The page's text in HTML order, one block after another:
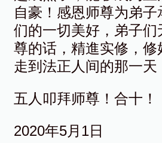
自豪！感恩师尊为弟
们的一切美好，弟子
尊的话，精進实修，
走到法正人间的那一天
五人叩拜师尊！合十！
2020年5月1日